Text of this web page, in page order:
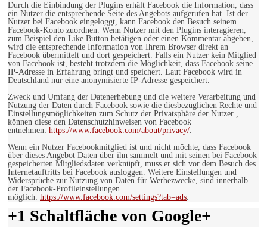
Durch die Einbindung der Plugins erhält Facebook die Information, dass
ein Nutzer die entsprechende Seite des Angebots aufgerufen hat. Ist der
Nutzer bei Facebook eingeloggt, kann Facebook den Besuch seinem
Facebook-Konto zuordnen. Wenn Nutzer mit den Plugins interagieren,
zum Beispiel den Like Button betätigen oder einen Kommentar abgeben,
wird die entsprechende Information von Ihrem Browser direkt an
Facebook übermittelt und dort gespeichert. Falls ein Nutzer kein Mitglied
von Facebook ist, besteht trotzdem die Möglichkeit, dass Facebook seine
IP-Adresse in Erfahrung bringt und speichert. Laut Facebook wird in
Deutschland nur eine anonymisierte IP-Adresse gespeichert.
Zweck und Umfang der Datenerhebung und die weitere Verarbeitung und
Nutzung der Daten durch Facebook sowie die diesbezüglichen Rechte und
Einstellungsmöglichkeiten zum Schutz der Privatsphäre der Nutzer ,
können diese den Datenschutzhinweisen von Facebook
entnehmen: https://www.facebook.com/about/privacy/.
Wenn ein Nutzer Facebookmitglied ist und nicht möchte, dass Facebook
über dieses Angebot Daten über ihn sammelt und mit seinen bei Facebook
gespeicherten Mitgliedsdaten verknüpft, muss er sich vor dem Besuch des
Internetauftritts bei Facebook ausloggen. Weitere Einstellungen und
Widersprüche zur Nutzung von Daten für Werbezwecke, sind innerhalb
der Facebook-Profileinstellungen
möglich: https://www.facebook.com/settings?tab=ads.
+1 Schaltfläche von Google+